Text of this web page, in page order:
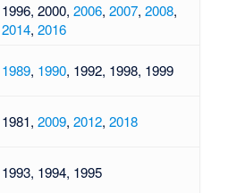
1996, 2000, 2006, 2007, 2008,
2014, 2016
1989, 1990, 1992, 1998, 1999
1981, 2009, 2012, 2018
1993, 1994, 1995